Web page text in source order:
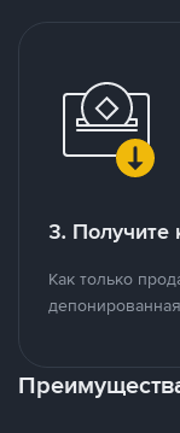
3. Получите
Как только